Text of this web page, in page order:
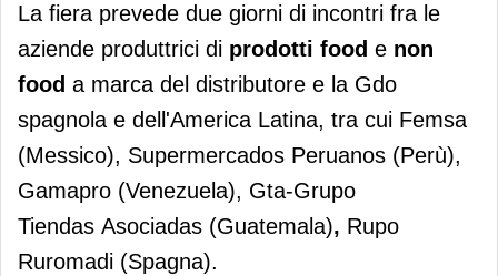
La fiera prevede due giorni di incontri fra le
aziende produttrici di prodotti food e non
food a marca del distributore e la Gdo
spagnola e dell'America Latina, tra cui Femsa
(Messico), Supermercados Peruanos (Perù),
Gamapro (Venezuela), Gta-Grupo
Tiendas Asociadas (Guatemala), Rupo
Ruromadi (Spagna).